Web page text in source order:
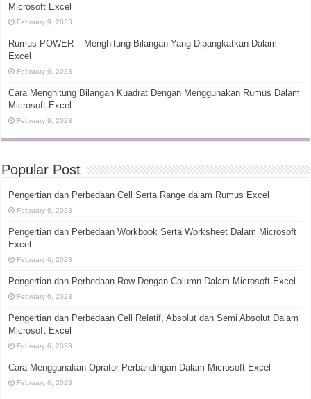
Microsoft Excel
February 9, 2023
Rumus POWER – Menghitung Bilangan Yang Dipangkatkan Dalam
Excel
February 9, 2023
Cara Menghitung Bilangan Kuadrat Dengan Menggunakan Rumus Dalam
Microsoft Excel
February 9, 2023
Popular Post
Pengertian dan Perbedaan Cell Serta Range dalam Rumus Excel
February 6, 2023
Pengertian dan Perbedaan Workbook Serta Worksheet Dalam Microsoft
Excel
February 6, 2023
Pengertian dan Perbedaan Row Dengan Column Dalam Microsoft Excel
February 6, 2023
Pengertian dan Perbedaan Cell Relatif, Absolut dan Semi Absolut Dalam
Microsoft Excel
February 6, 2023
Cara Menggunakan Oprator Perbandingan Dalam Microsoft Excel
February 6, 2023